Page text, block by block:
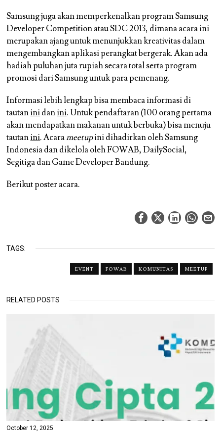
Samsung juga akan memperkenalkan program Samsung
Developer Competition atau SDC 2013, dimana acara ini
merupakan ajang untuk menunjukkan kreativitas dalam
mengembangkan aplikasi perangkat bergerak. Akan ada
hadiah puluhan juta rupiah secara total serta program
promosi dari Samsung untuk para pemenang.
Informasi lebih lengkap bisa membaca informasi di
tautaninidanini. Untuk pendaftaran (100 orang pertama
akan mendapatkan makanan untuk berbuka) bisa menuju
tautanini. Acarameetupini dihadirkan oleh Samsung
Indonesia dan dikelola oleh FOWAB, DailySocial,
Segitiga dan Game Developer Bandung.
Berikut poster acara.
TAGS:
EVENT FOWAB KOMUNITAS MEETUP
RELATED POSTS
October 12, 2025